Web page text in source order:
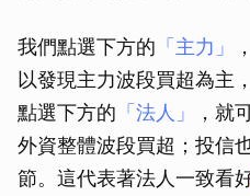
我們點選下方的 「主力」
以發現主力波段買超為主
點選下方的 「法人」
，就
外資整體波段買超；投信
節。這代表著法人一致看